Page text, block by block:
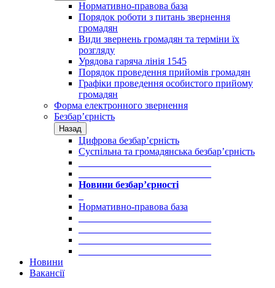
Нормативно-правова база
Порядок роботи з питань звернення
громадян
Види звернень громадян та терміни їх
розгляду
Урядова гаряча лінія 1545
Порядок проведення прийомів громадян
Графіки проведення особистого прийому
громадян
Форма електронного звернення
Безбар’єрність
Назад
Цифрова безбар’єрність
Суспільна та громадянська безбар’єрність
Новини безбар’єрності
Нормативно-правова база
Новини
Вакансії